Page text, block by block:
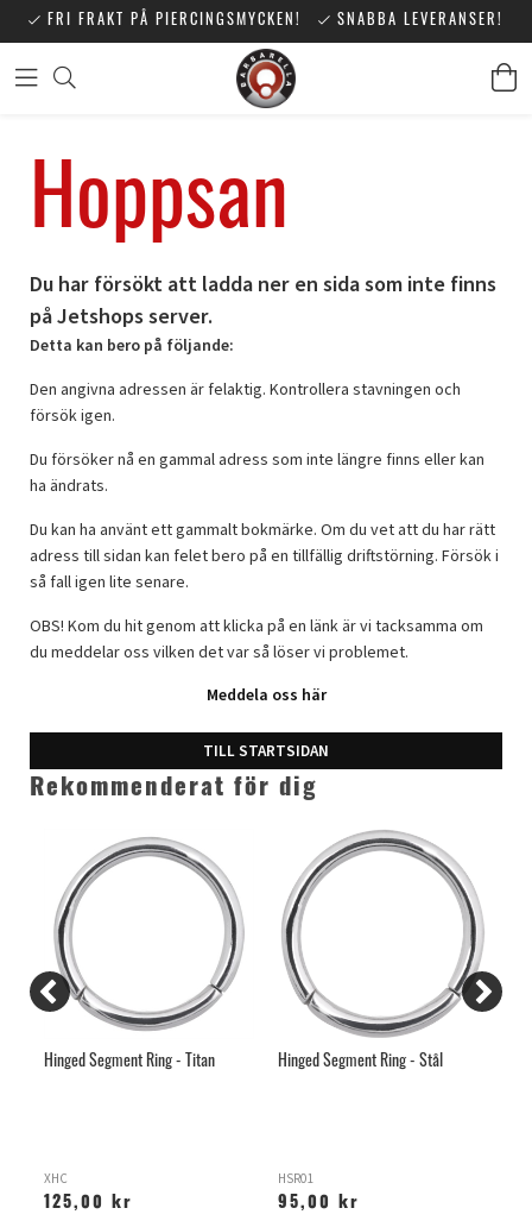
FRI FRAKT PÅ PIERCINGSMYCKEN! SNABBA LEVERANSER!
Hoppsan
Du har försökt att ladda ner en sida som inte finns
på Jetshops server.
Detta kan bero på följande:
Den angivna adressen är felaktig. Kontrollera stavningen och
försök igen.
Du försöker nå en gammal adress som inte längre finns eller kan
ha ändrats.
Du kan ha använt ett gammalt bokmärke. Om du vet att du har rätt
adress till sidan kan felet bero på en tillfällig driftstörning. Försök i
så fall igen lite senare.
OBS! Kom du hit genom att klicka på en länk är vi tacksamma om
du meddelar oss vilken det var så löser vi problemet.
Meddela oss här
TILL STARTSIDAN
Rekommenderat för dig
Hinged Segment Ring - Titan
XHC
125,00 kr
Hinged Segment Ring - Stål
HSR01
95,00 kr